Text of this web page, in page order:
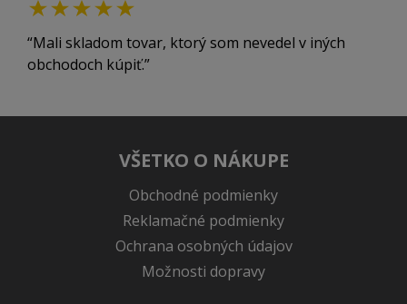
Mali skladom tovar, ktorý som nevedel v iných
obchodoch kúpiť.
VŠETKO O NÁKUPE
Obchodné podmienky
Reklamačné podmienky
Ochrana osobných údajov
Možnosti dopravy